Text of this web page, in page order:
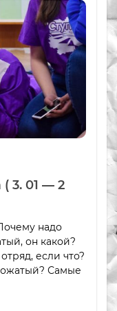
3. 01 — 2
надо
он какой?
если что?
Самые